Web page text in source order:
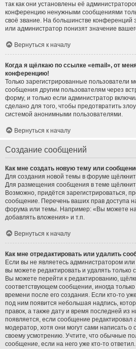
так как они установлены её
конференцию ненужными сообщениями
своё звание. На большинстве конференций
или администратор понизят значение
Вернуться к началу
Когда я щёлкаю по ссылке «email», от
конференцию!
Только зарегистрированные пользователи
сообщения другим пользователям через
форму, и только если администратор
сделано для того, чтобы предотвратить
системой анонимными пользователями.
Вернуться к началу
Создание сообщений
Как мне создать новую тему или
Для создания новой темы в форуме
Для размещения сообщения в теме
Возможно, придётся зарегистрироваться,
сообщение. Перечень ваших прав доступа
форума или темы. Например: «Вы можете
добавлять вложения» и т.п.
Вернуться к началу
Как мне отредактировать или удалить
Если вы не являетесь администратором
вы можете редактировать и удалять
Вы можете перейти к редактированию,
соответствующем сообщении, иногда
времени после его создания. Если кто-то
под ним появится небольшая надпись,
правок, а также дату и время последней из
появляется, если сообщение редактировал
модератор, хотя они могут сами написать
своему усмотрению. Учтите, что обычные
сообщение, если на него уже кто-то ответил.